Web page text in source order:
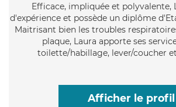
Efficace, impliquée et polyvalente,
d'expérience et possède un diplôme
Maitrisant bien les troubles
plaque, Laura apporte ses
toilette/habillage, lever/coucher
Afficher le profil